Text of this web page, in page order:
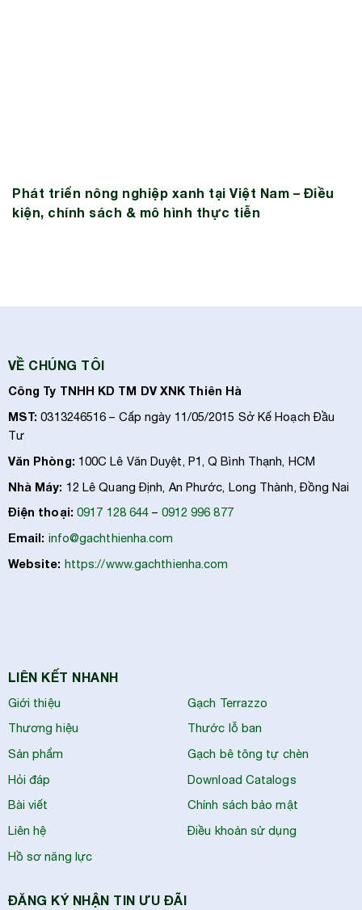
Phát triển nông nghiệp xanh tại Việt Nam – Điều
kiện, chính sách & mô hình thực tiễn
VỀ CHÚNG TÔI
Công Ty TNHH KD TM DV XNK Thiên Hà
MST: 0313246516 – Cấp ngày 11/05/2015 Sở Kế Hoạch Đầu
Tư
Văn Phòng: 100C Lê Văn Duyệt, P1, Q Bình Thạnh, HCM
Nhà Máy: 12 Lê Quang Định, An Phước, Long Thành, Đồng Nai
Điện thoại: 0917 128 644 – 0912 996 877
Email: info@gachthienha.com
Website: https://www.gachthienha.com
LIÊN KẾT NHANH
Giới thiệu
Thương hiệu
Sản phẩm
Hỏi đáp
Bài viết
Liên hệ
Hồ sơ năng lực
Gạch Terrazzo
Thước lỗ ban
Gạch bê tông tự chèn
Download Catalogs
Chính sách bảo mật
Điều khoản sử dụng
ĐĂNG KÝ NHẬN TIN ƯU ĐÃI